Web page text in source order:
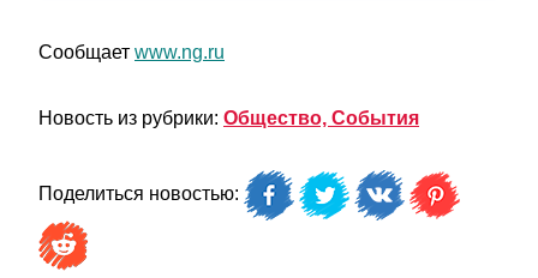
Сообщает www.ng.ru
Новость из рубрики: Общество, События
Поделиться новостью: